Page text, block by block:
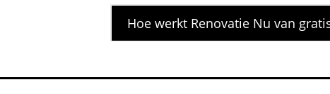
Hoe werkt Renovatie Nu van